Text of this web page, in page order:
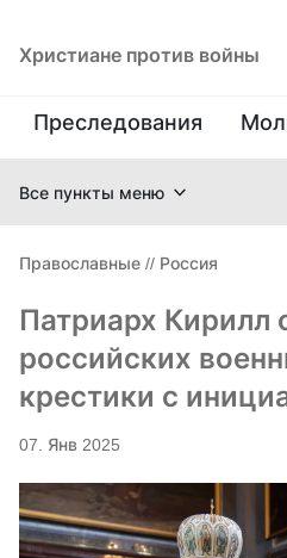
Христиане против войны
Преследования
Все пункты меню
Православные // Россия
Патриарх Кирилл
российских
крестики с
07. Янв 2025